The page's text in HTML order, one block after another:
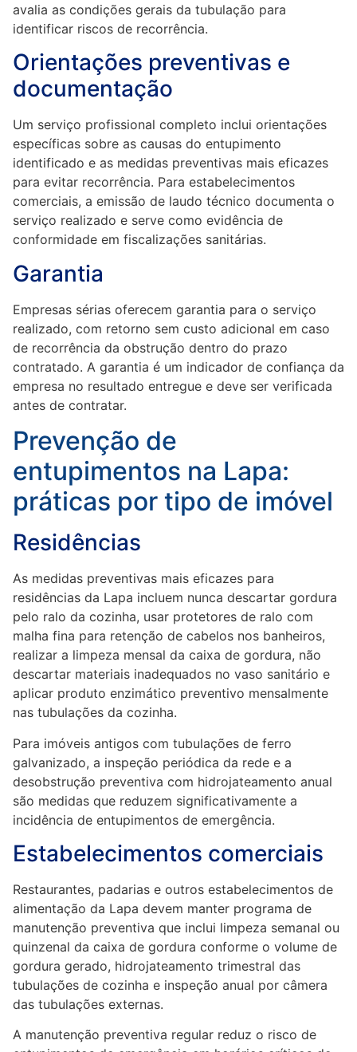
avalia as condições gerais da tubulação para
identificar riscos de recorrência.
Orientações preventivas e
documentação
Um serviço profissional completo inclui orientações
específicas sobre as causas do entupimento
identificado e as medidas preventivas mais eficazes
para evitar recorrência. Para estabelecimentos
comerciais, a emissão de laudo técnico documenta o
serviço realizado e serve como evidência de
conformidade em fiscalizações sanitárias.
Garantia
Empresas sérias oferecem garantia para o serviço
realizado, com retorno sem custo adicional em caso
de recorrência da obstrução dentro do prazo
contratado. A garantia é um indicador de confiança da
empresa no resultado entregue e deve ser verificada
antes de contratar.
Prevenção de
entupimentos na Lapa:
práticas por tipo de imóvel
Residências
As medidas preventivas mais eficazes para
residências da Lapa incluem nunca descartar gordura
pelo ralo da cozinha, usar protetores de ralo com
malha fina para retenção de cabelos nos banheiros,
realizar a limpeza mensal da caixa de gordura, não
descartar materiais inadequados no vaso sanitário e
aplicar produto enzimático preventivo mensalmente
nas tubulações da cozinha.
Para imóveis antigos com tubulações de ferro
galvanizado, a inspeção periódica da rede e a
desobstrução preventiva com hidrojateamento anual
são medidas que reduzem significativamente a
incidência de entupimentos de emergência.
Estabelecimentos comerciais
Restaurantes, padarias e outros estabelecimentos de
alimentação da Lapa devem manter programa de
manutenção preventiva que inclui limpeza semanal ou
quinzenal da caixa de gordura conforme o volume de
gordura gerado, hidrojateamento trimestral das
tubulações de cozinha e inspeção anual por câmera
das tubulações externas.
A manutenção preventiva regular reduz o risco de